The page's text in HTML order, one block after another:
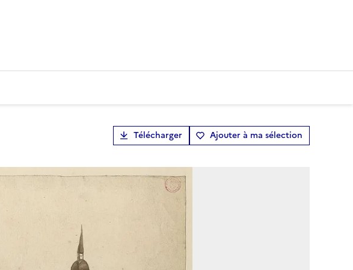
Télécharger Ajouter à ma sélection